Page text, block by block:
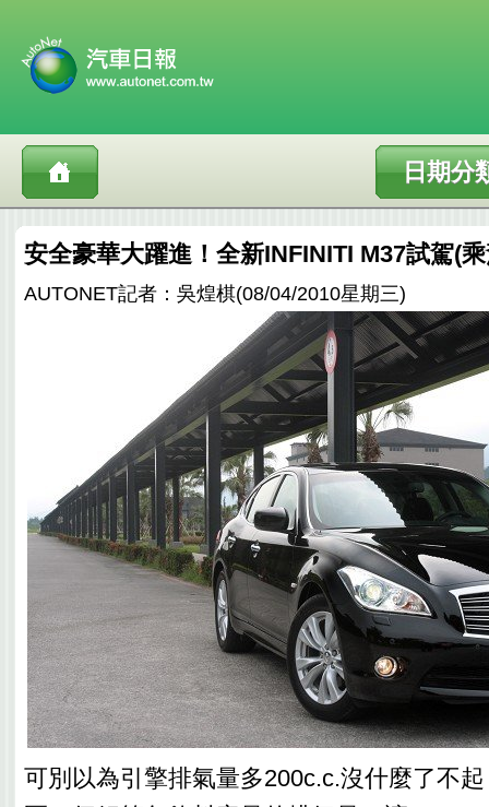
日期分
安全豪華大躍進！全新INFINITI M37試駕(
AUTONET記者：吳煌棋(08/04/2010星期三)
可別以為引擎排氣量多200c.c.沒什麼了不